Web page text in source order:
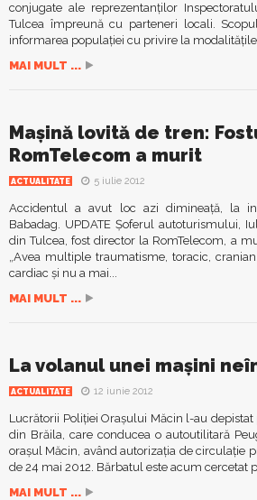
conjugate ale reprezentanţilor
Tulcea împreună cu parteneri locali.
informarea populaţiei cu privire la
MAI MULT ...
Maşină lovită de tren:
RomTelecom a murit
ACTUALITATE 5 iulie 2012
Accidentul a avut loc azi dimineaţă, la
Babadag. UPDATE Şoferul autoturismului,
din Tulcea, fost director la RomTelecom, a
„Avea multiple traumatisme, toracic,
cardiac şi nu a mai...
MAI MULT ...
La volanul unei maşini
ACTUALITATE 12 iunie 2012
Lucrătorii Poliţiei Oraşului Măcin l-au depistat
din Brăila, care conducea o autoutilitară
oraşul Măcin, având autorizaţia de circulaţie
de 24 mai 2012. Bărbatul este acum cercetat
MAI MULT ...